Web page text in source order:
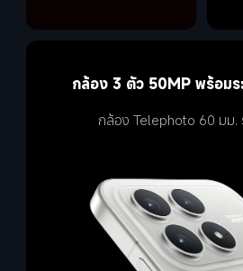
กล้อง 3 ตัว 50MP พร้อมร
กล้อง Telephoto 60 มม.